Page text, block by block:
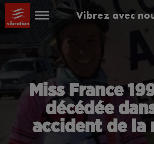
Vibrez avec
Miss France
décédée
accident de la